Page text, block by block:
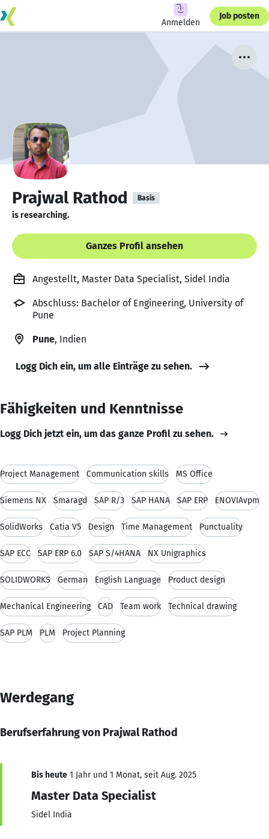
Anmelden
Job posten
Prajwal Rathod Basis
is researching.
Ganzes Profil ansehen
Angestellt, Master Data Specialist, Sidel India
Abschluss: Bachelor of Engineering, University of
Pune
Pune, Indien
Logg Dich ein, um alle Einträge zu sehen.
Fähigkeiten und Kenntnisse
Logg Dich jetzt ein, um das ganze Profil zu sehen.
Project Management Communication skills MS Office
Siemens NX Smaragd SAP R/3 SAP HANA SAP ERP ENOVIAvpm
SolidWorks Catia V5 Design Time Management Punctuality
SAP ECC SAP ERP 6.0 SAP S/4HANA NX Unigraphics
SOLIDWORKS German English Language Product design
Mechanical Engineering CAD Team work Technical drawing
SAP PLM PLM Project Planning
Werdegang
Berufserfahrung von Prajwal Rathod
Bis heute 1 Jahr und 1 Monat, seit Aug. 2025
Master Data Specialist
Sidel India